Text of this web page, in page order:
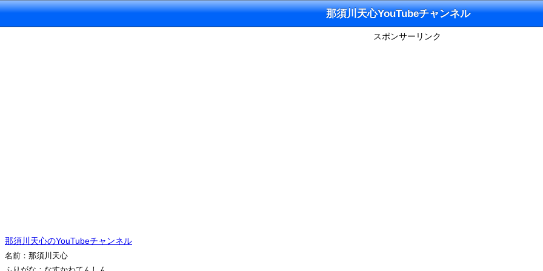
那須川天心YouTubeチャンネル
スポンサーリンク
那須川天心のYouTubeチャンネル
名前：那須川天心